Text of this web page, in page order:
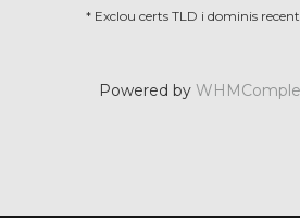
* Exclou certs TLD i dominis
Powered by